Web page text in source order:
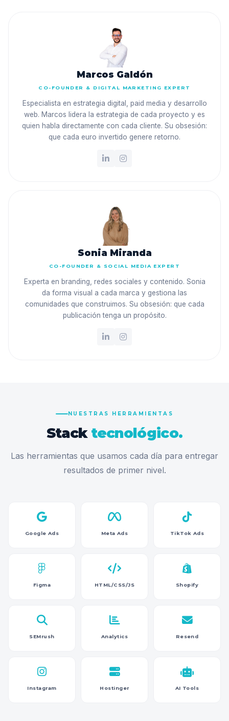
Marcos Galdón
CO-FOUNDER & DIGITAL MARKETING EXPERT
Especialista en estrategia digital, paid media y desarrollo
web. Marcos lidera la estrategia de cada proyecto y es
quien habla directamente con cada cliente. Su obsesión:
que cada euro invertido genere retorno.
Sonia Miranda
CO-FOUNDER & SOCIAL MEDIA EXPERT
Experta en branding, redes sociales y contenido. Sonia
da forma visual a cada marca y gestiona las
comunidades que construimos. Su obsesión: que cada
publicación tenga un propósito.
NUESTRAS HERRAMIENTAS
Stack tecnológico.
Las herramientas que usamos cada día para entregar
resultados de primer nivel.
Google Ads Meta Ads TikTok Ads
Figma HTML/CSS/JS Shopify
SEMrush Analytics Resend
Instagram Hostinger AI Tools